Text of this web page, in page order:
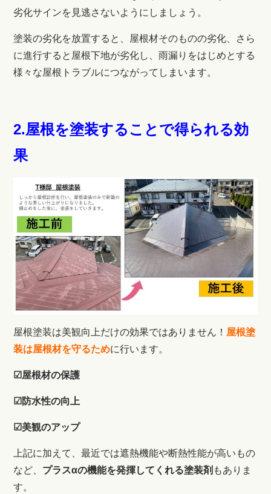
劣化サインを見逃さないようにしましょう。
塗装の劣化を放置すると、屋根材そのものの劣化、さら
に進行すると屋根下地が劣化し、雨漏りをはじめとする
様々な屋根トラブルにつながってしまいます。
2.屋根を塗装することで得られる効
果
屋根塗装は美観向上だけの効果ではありません！ 屋根塗
装は屋根材を守るために行います。
☑屋根材の保護
☑防水性の向上
☑美観のアップ
上記に加えて、最近では遮熱機能や断熱性能が高いもの
など、 プラスαの機能を発揮してくれる塗装剤 もありま
す。